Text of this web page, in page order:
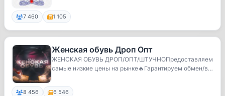
7 460 1 105
Женская обувь Дроп Опт
ЖЕНСКАЯ ОБУВЬ ДРОП/ОПТ/ШТУЧНОПредоставляем
самые низкие цены на рынке🔥Гарантируем обмен/во
8 456 6 546